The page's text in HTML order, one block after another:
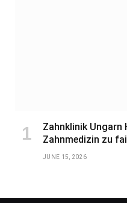
Zahnklinik Ungarn
Zahnmedizin zu
JUNE 15, 2026